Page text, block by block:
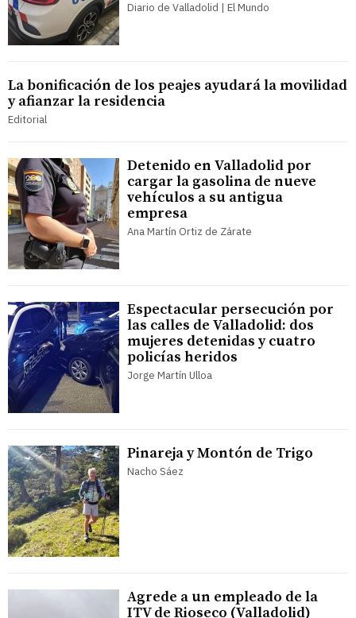
Diario de Valladolid | El Mundo
La bonificación de los peajes ayudará la movilidad
y afianzar la residencia
Editorial
Detenido en Valladolid por
cargar la gasolina de nueve
vehículos a su antigua
empresa
Ana Martín Ortiz de Zárate
Espectacular persecución por
las calles de Valladolid: dos
mujeres detenidas y cuatro
policías heridos
Jorge Martín Ulloa
Pinareja y Montón de Trigo
Nacho Sáez
Agrede a un empleado de la
ITV de Rioseco (Valladolid)